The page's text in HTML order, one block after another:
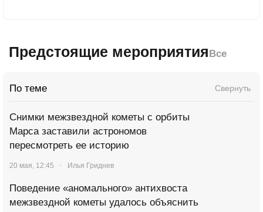
Предстоящие мероприятияВсе
По теме Свернуть
Снимки межзвездной кометы с орбиты
Марса заставили астрономов
пересмотреть ее историю
20 мая, 12:45 Илья Гриднев
Поведение «аномального» антихвоста
межзвездной кометы удалось объяснить